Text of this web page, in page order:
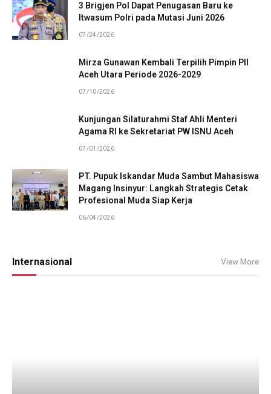
3 Brigjen Pol Dapat Penugasan Baru ke
Itwasum Polri pada Mutasi Juni 2026
07/24/2026
Mirza Gunawan Kembali Terpilih Pimpin PII
Aceh Utara Periode 2026-2029
07/10/2026
Kunjungan Silaturahmi Staf Ahli Menteri
Agama RI ke Sekretariat PW ISNU Aceh
07/01/2026
PT. Pupuk Iskandar Muda Sambut Mahasiswa
Magang Insinyur: Langkah Strategis Cetak
Profesional Muda Siap Kerja
06/04/2026
Internasional View More